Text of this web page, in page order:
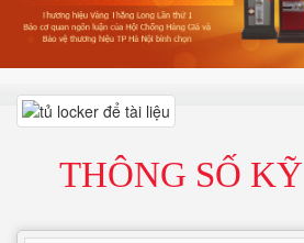
THÔNG SỐ